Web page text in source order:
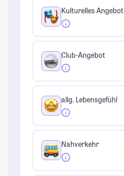
Kulturelles Angebot
Club-Angebot
allg. Lebensgefühl
Nahverkehr